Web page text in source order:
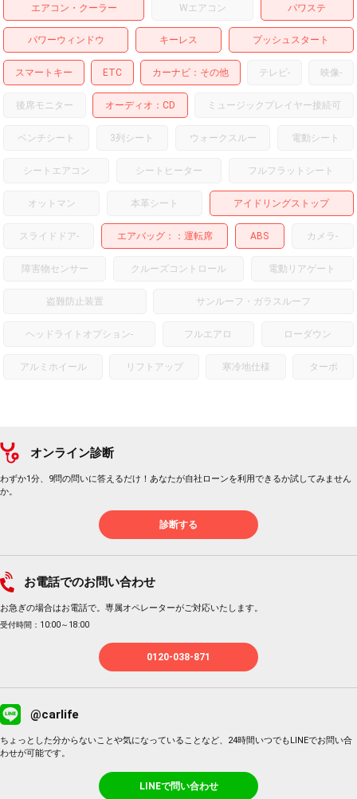
エアコン・クーラー Wエアコン パワステ
パワーウィンドウ キーレス プッシュスタート
スマートキー ETC カーナビ その他 テレビ- 映像-
後席モニター オーディオ CD ミュージックプレイヤー接続可
ベンチシート 3列シート ウォークスルー 電動シート
シートエアコン シートヒーター フルフラットシート
オットマン 本革シート アイドリングストップ
スライドドア- エアバッグ： 運転席 ABS カメラ-
障害物センサー クルーズコントロール 電動リアゲート
盗難防止装置 サンルーフ・ガラスルーフ
ヘッドライトオプション- フルエアロ ローダウン
アルミホイール リフトアップ 寒冷地仕様 ターボ
オンライン診断
わずか1分、9問の問いに答えるだけ！あなたが自社ローンを利用できるか試してみません
か。
診断する
お電話でのお問い合わせ
お急ぎの場合はお電話で。専属オペレーターがご対応いたします。
受付時間：10:00～18:00
0120-038-871
@carlife
ちょっとした分からないことや気になっていることなど、24時間いつでもLINEでお問い合
わせが可能です。
LINEで問い合わせ